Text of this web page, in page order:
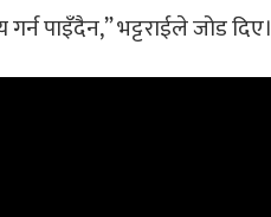
पाइँदैन,” भट्टराईले जोड दिए।